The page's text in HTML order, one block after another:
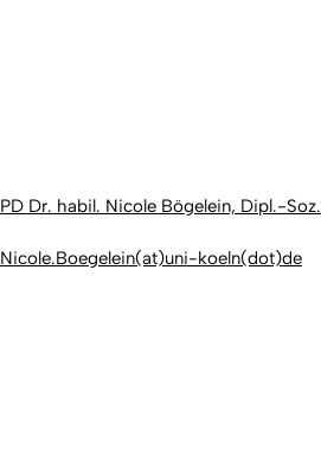
PD Dr. habil. Nicole Bögelein, Dipl.-Soz.
Nicole.Boegelein(at)uni-koeln(dot)de